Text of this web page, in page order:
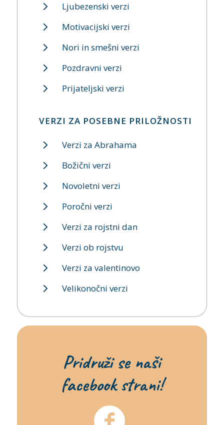
Ljubezenski verzi
Motivacijski verzi
Nori in smešni verzi
Pozdravni verzi
Prijateljski verzi
VERZI ZA POSEBNE PRILOŽNOSTI
Verzi za Abrahama
Božični verzi
Novoletni verzi
Poročni verzi
Verzi za rojstni dan
Verzi ob rojstvu
Verzi za valentinovo
Velikonočni verzi
Pridruži se naši
facebook strani!